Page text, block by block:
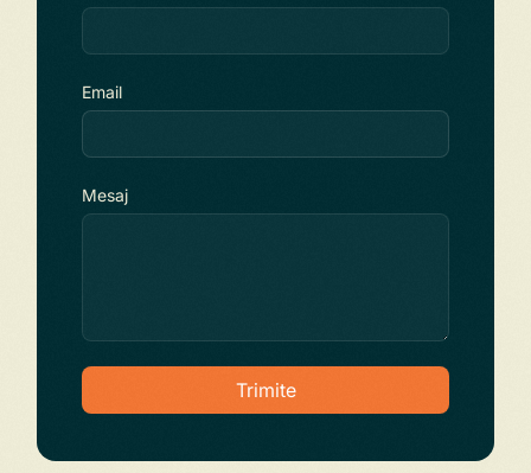
Email
Mesaj
Trimite